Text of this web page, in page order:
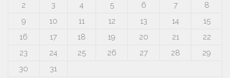
2
3 4 5 6 7
8
9
10 11 12 13 14
15
16
17 18 19 20 21
22
23
24 25 26 27 28
29
30
31